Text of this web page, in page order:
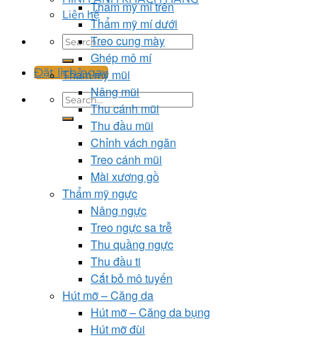
Liên hệ
Đặt lịch ngay
Thẩm mỹ mí trên
Thẩm mỹ mí dưới
Treo cung mày
Ghép mô mí
Thẩm mỹ mũi
Nâng mũi
Thu cánh mũi
Thu đầu mũi
Chỉnh vách ngăn
Treo cánh mũi
Mài xương gồ
Thẩm mỹ ngực
Nâng ngực
Treo ngực sa trễ
Thu quầng ngực
Thu đầu ti
Cắt bỏ mô tuyến
Hút mỡ – Căng da
Hút mỡ – Căng da bụng
Hút mỡ đùi